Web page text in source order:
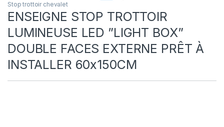
Stop trottoir chevalet
ENSEIGNE STOP TROTTOIR
LUMINEUSE LED ”LIGHT BOX”
DOUBLE FACES EXTERNE PRÊT À
INSTALLER 60x150CM